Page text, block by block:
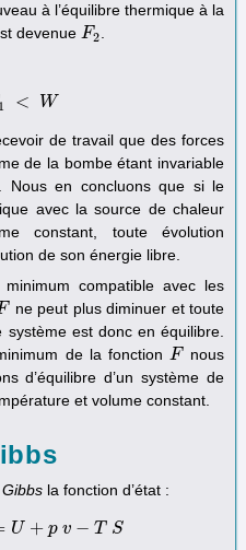
à l’équilibre thermique à la
devenue F2
F2
1 < W
1 < W
de travail que des forces
de la bombe étant invariable
. Nous en concluons que si le
avec la source de chaleur
constant, toute évolution
de son énergie libre.
compatible avec les
ne peut plus diminuer et toute
est donc en équilibre.
de la fonction F
F nous
d’équilibre d’un système de
et volume constant.
la fonction d’état :
U + p v − T S
U +p v−T S